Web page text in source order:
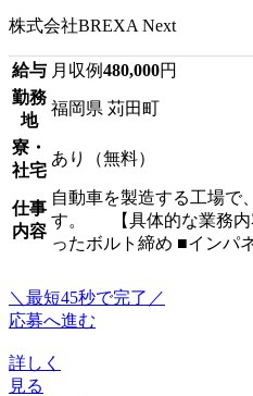
株式会社BREXA Next
給与 月収例480,000円
勤務
地
福岡県 苅田町
寮・
社宅
あり（無料）
仕事
内容
自動車を製造する工場で
す。 【具体的な業務内
ったボルト締め ■インパ
＼最短45秒で完了／
応募へ進む
詳しく
見る